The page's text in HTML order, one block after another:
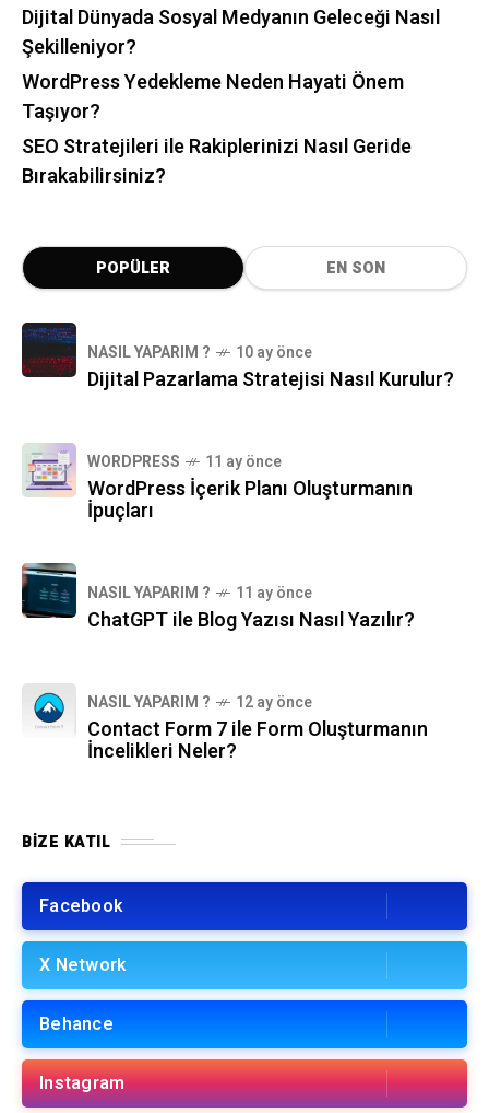
Dijital Dünyada Sosyal Medyanın Geleceği Nasıl
Şekilleniyor?
WordPress Yedekleme Neden Hayati Önem
Taşıyor?
SEO Stratejileri ile Rakiplerinizi Nasıl Geride
Bırakabilirsiniz?
POPÜLER EN SON
NASIL YAPARIM ? 10 ay önce
Dijital Pazarlama Stratejisi Nasıl Kurulur?
WORDPRESS 11 ay önce
WordPress İçerik Planı Oluşturmanın
İpuçları
NASIL YAPARIM ? 11 ay önce
ChatGPT ile Blog Yazısı Nasıl Yazılır?
NASIL YAPARIM ? 12 ay önce
Contact Form 7 ile Form Oluşturmanın
İncelikleri Neler?
BIZE KATIL
Facebook
X Network
Behance
Instagram